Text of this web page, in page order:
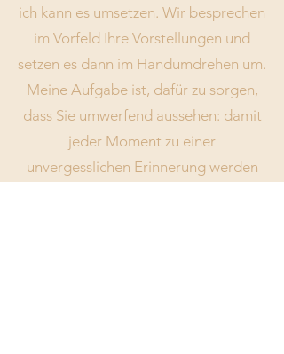
ich kann es umsetzen. Wir besprechen
im Vorfeld Ihre Vorstellungen und
setzen es dann im Handumdrehen um.
Meine Aufgabe ist, dafür zu sorgen,
dass Sie umwerfend aussehen: damit
jeder Moment zu einer
unvergesslichen Erinnerung werden